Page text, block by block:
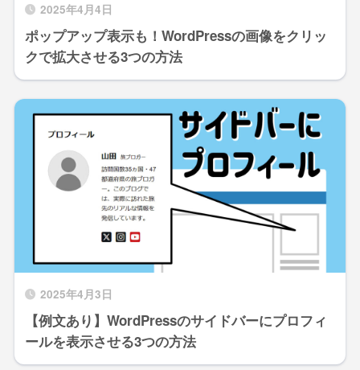
2025年4月4日
ポップアップ表示も！WordPressの画像をクリッ
クで拡大させる3つの方法
2025年4月3日
【例文あり】WordPressのサイドバーにプロフィ
ールを表示させる3つの方法